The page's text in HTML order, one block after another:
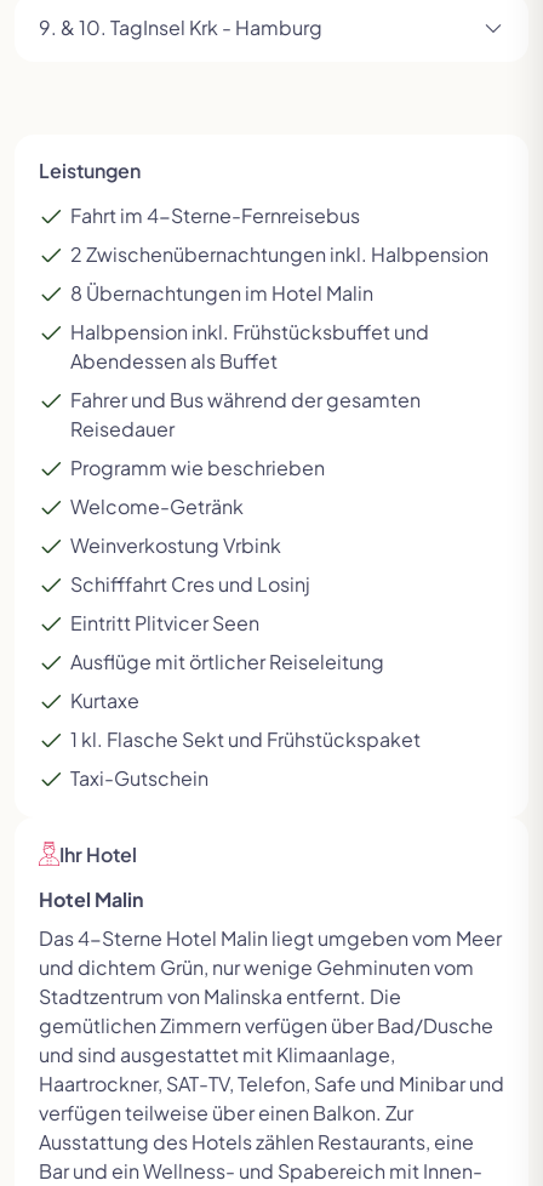
9. & 10. Tag​Insel Krk - Hamburg
Leistungen
Fahrt im 4-Sterne-Fernreisebus
2 Zwischenübernachtungen inkl. Halbpension
8 Übernachtungen im Hotel Malin
Halbpension inkl. Frühstücksbuffet und
Abendessen als Buffet
Fahrer und Bus während der gesamten
Reisedauer
Programm wie beschrieben
Welcome-Getränk
Weinverkostung Vrbink
Schifffahrt Cres und Losinj
Eintritt Plitvicer Seen
Ausflüge mit örtlicher Reiseleitung
Kurtaxe
1 kl. Flasche Sekt und Frühstückspaket
Taxi-Gutschein
Ihr Hotel
Hotel Malin
Das 4-Sterne Hotel Malin liegt umgeben vom Meer
und dichtem Grün, nur wenige Gehminuten vom
Stadtzentrum von Malinska entfernt. Die
gemütlichen Zimmern verfügen über Bad/Dusche
und sind ausgestattet mit Klimaanlage,
Haartrockner, SAT-TV, Telefon, Safe und Minibar und
verfügen teilweise über einen Balkon. Zur
Ausstattung des Hotels zählen Restaurants, eine
Bar und ein Wellness- und Spabereich mit Innen-